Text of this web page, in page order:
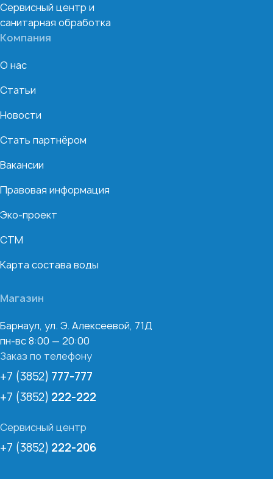
Сервисный центр и
санитарная обработка
Компания
О нас
Статьи
Новости
Стать партнёром
Вакансии
Правовая информация
Эко-проект
СТМ
Карта состава воды
Магазин
Барнаул, ул. Э. Алексеевой, 71Д
пн-вс 8:00 — 20:00
Заказ по телефону
+7 (3852) 777-777
+7 (3852) 222-222
Сервисный центр
+7 (3852) 222-206